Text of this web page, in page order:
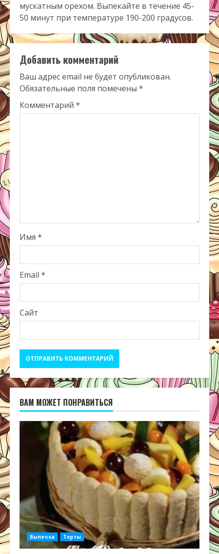
мускатным орехом. Выпекайте в течение 45-
50 минут при температуре 190-200 градусов.
Добавить комментарий
Ваш адрес email не будет опубликован.
Обязательные поля помечены *
Комментарий *
Имя *
Email *
Сайт
ВАМ МОЖЕТ ПОНРАВИТЬСЯ
Выпечка Торты